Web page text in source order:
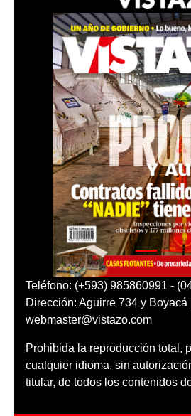
Teléfono: (+593) 985860991 -
Dirección: Aguirre 734 y Boyacá
webmaster@vistazo.com
Prohibida la reproducción total,
cualquier idioma, sin
titular, de todos los contenidos